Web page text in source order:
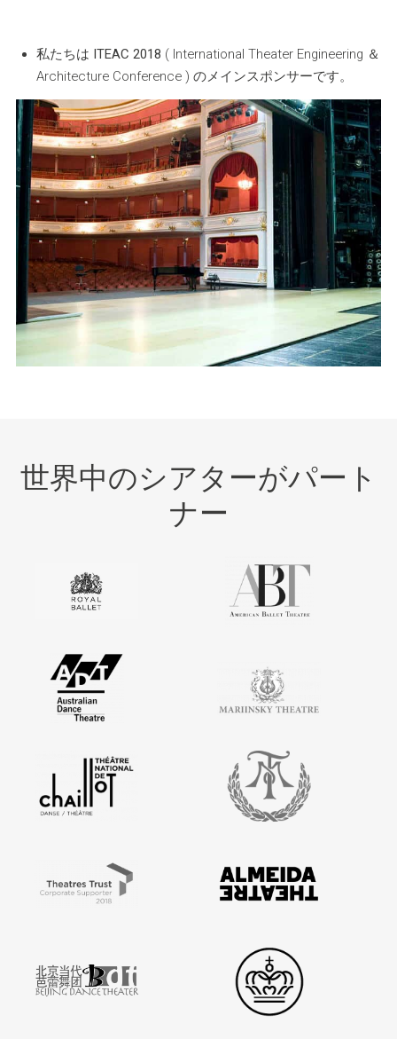
私たちは ITEAC 2018 ( International Theater Engineering ＆
Architecture Conference ) のメインスポンサーです。
世界中のシアターがパート
ナー